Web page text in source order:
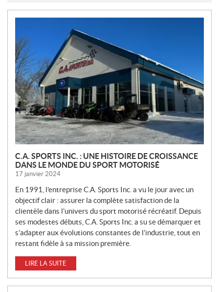
O
U
V
E
L
L
E
S
C.A. SPORTS INC. : UNE HISTOIRE DE CROISSANCE
DANS LE MONDE DU SPORT MOTORISÉ
17 janvier 2024
En 1991, l’entreprise C.A. Sports Inc. a vu le jour avec un
objectif clair : assurer la complète satisfaction de la
clientèle dans l’univers du sport motorisé récréatif. Depuis
ses modestes débuts, C.A. Sports Inc. a su se démarquer et
s’adapter aux évolutions constantes de l’industrie, tout en
restant fidèle à sa mission première.
LIRE LA SUITE